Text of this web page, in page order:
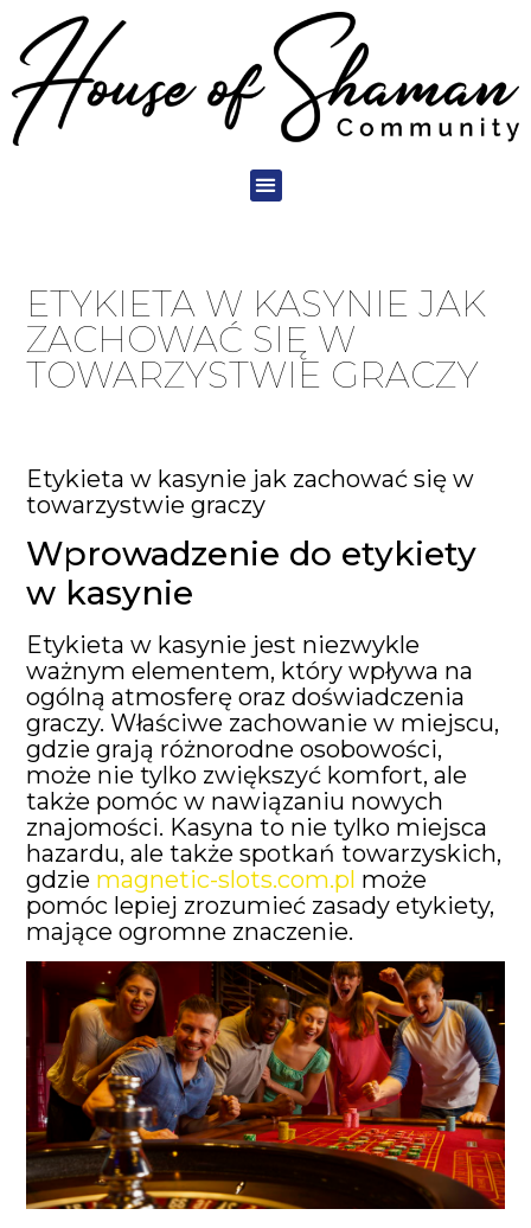
ETYKIETA W KASYNIE JAK
ZACHOWAĆ SIĘ W
TOWARZYSTWIE GRACZY
Etykieta w kasynie jak zachować się w
towarzystwie graczy
Wprowadzenie do etykiety
w kasynie
Etykieta w kasynie jest niezwykle
ważnym elementem, który wpływa na
ogólną atmosferę oraz doświadczenia
graczy. Właściwe zachowanie w miejscu,
gdzie grają różnorodne osobowości,
może nie tylko zwiększyć komfort, ale
także pomóc w nawiązaniu nowych
znajomości. Kasyna to nie tylko miejsca
hazardu, ale także spotkań towarzyskich,
gdzie magnetic-slots.com.pl może
pomóc lepiej zrozumieć zasady etykiety,
mające ogromne znaczenie.